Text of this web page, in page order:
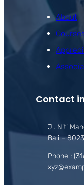
About
Contact
Jl. Niti
Bali –
Phone :